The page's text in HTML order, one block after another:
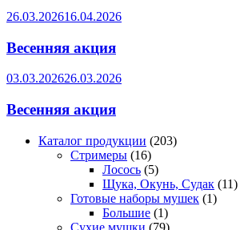
26.03.202616.04.2026
Весенняя акция
03.03.202626.03.2026
Весенняя акция
Каталог продукции 203203
Стримеры 1616
товаров
Лосось 55
товаров
Щука, Окунь, Судак 1111
Готовые наборы мушек 11
Большие 11
товар
Сухие мушки 7979